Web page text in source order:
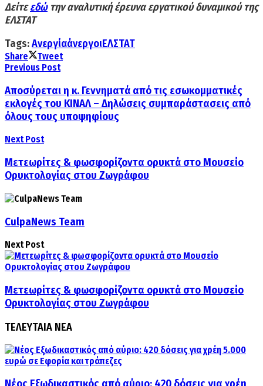
Δείτεεδώτην αναλυτική έρευνα εργατικού δυναμικού της
ΕΛΣΤΑΤ
Tags:ΑνεργίαάνεργοιΕΛΣΤΑΤ
Share
Tweet
Previous Post
Αποσύρεται η κ. Γεννηματά από τις εσωκομματικές
εκλογές του ΚΙΝΑΛ – Δηλώσεις συμπαράστασεις από
όλους τους υποψηφίους
Next Post
Μετεωρίτες & φωσφορίζοντα ορυκτά στο Μουσείο
Ορυκτολογίας στου Ζωγράφου
CulpaNews Team
Next Post
Μετεωρίτες & φωσφορίζοντα ορυκτά στο Μουσείο
Ορυκτολογίας στου Ζωγράφου
ΤΕΛΕΥΤΑΙΑ ΝΕΑ